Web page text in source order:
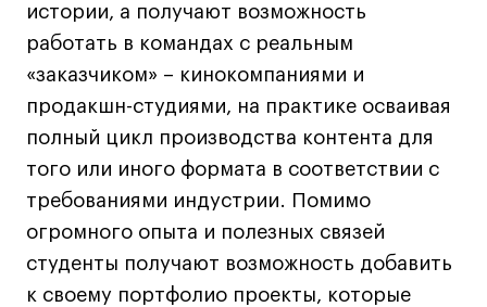
Контакты
Условия поступления
Стоимость обучения
Иностранным студентам
График учебного года
Вопросы и ответы
истории, а получают возможность
работать в командах с реальным
«заказчиком» – кинокомпаниями и
продакшн-студиями, на практике осваивая
полный цикл производства контента для
того или иного формата в соответствии с
требованиями индустрии. Помимо
огромного опыта и полезных связей
студенты получают возможность добавить
к своему портфолио проекты, которые